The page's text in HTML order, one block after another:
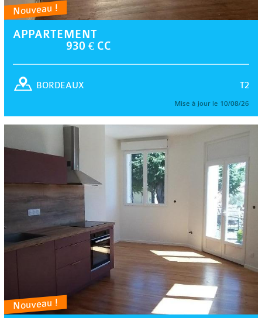
Nouveau !
APPARTEMENT
930 € CC
T2
BORDEAUX
Mise à jour le 10/08/26
Nouveau !